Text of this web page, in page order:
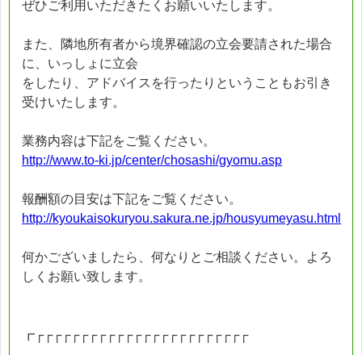
ぜひご利用いただきたくお願いいたします。
また、隣地所有者から境界確認の立会要請された場合
に、いっしょに立会
をしたり、アドバイスを行ったりということもお引き
受けいたします。
業務内容は下記をご覧ください。
http://www.to-ki.jp/center/chosashi/gyomu.asp
報酬額の目安は下記をご覧ください。
http://kyoukaisokuryou.sakura.ne.jp/housyumeyasu.html
何かございましたら、何なりとご相談ください。よろ
しくお願い致します。
┏┌┌┌┌┌┌┌┌┌┌┌┌┌┌┌┌┌┌┌┌┌┌┌┌